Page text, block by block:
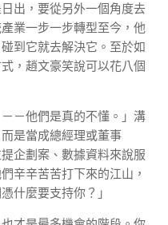
出，要從另外一個角度去
業一步一步轉型至今，他
到它就去解決它。至於如
，趙文豪笑說可以花八個
－他們是真的不懂。」溝
是當成總經理或董事
企劃案、數據資料來說服
辛辛苦苦打下來的江山，
什麼要支持你？」